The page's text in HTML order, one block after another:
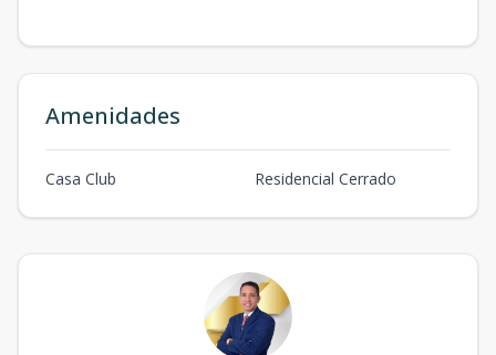
Amenidades
Casa Club Residencial Cerrado